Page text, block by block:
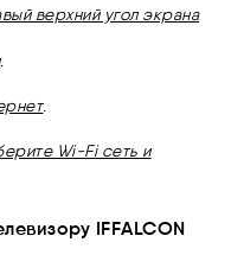
верхний угол экрана
.
.
Wi-Fi сеть и
IFFALCON